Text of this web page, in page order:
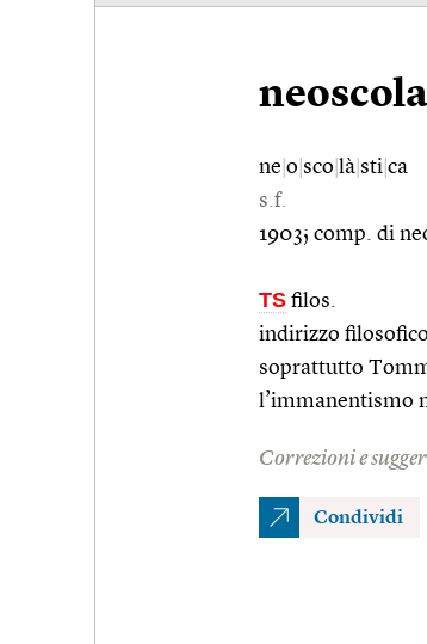
ne o sco là sti ca
s.f.
1903; comp. di
TS filos.
indirizzo
soprattutto
l’immanentismo
Correzioni e
Condividi